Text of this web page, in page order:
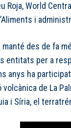
Roja, World
i
manté des de fa
entitats per a
anys ha
volcànica de La
i Síria, el